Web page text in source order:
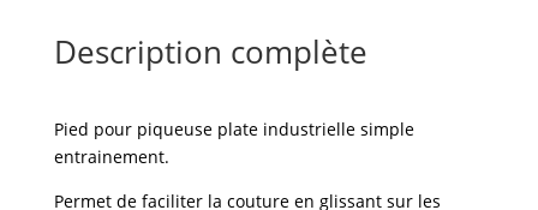
Description complète
Pied pour piqueuse plate industrielle simple
entrainement.
Permet de faciliter la couture en glissant sur les